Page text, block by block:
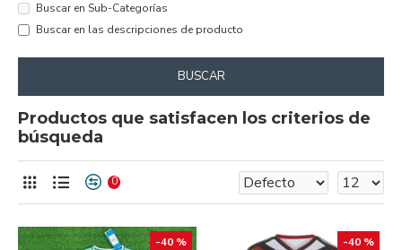
Buscar en Sub-Categorías
Buscar en las descripciones de producto
BUSCAR
Productos que satisfacen los criterios de
búsqueda
0
-40 % -40 %